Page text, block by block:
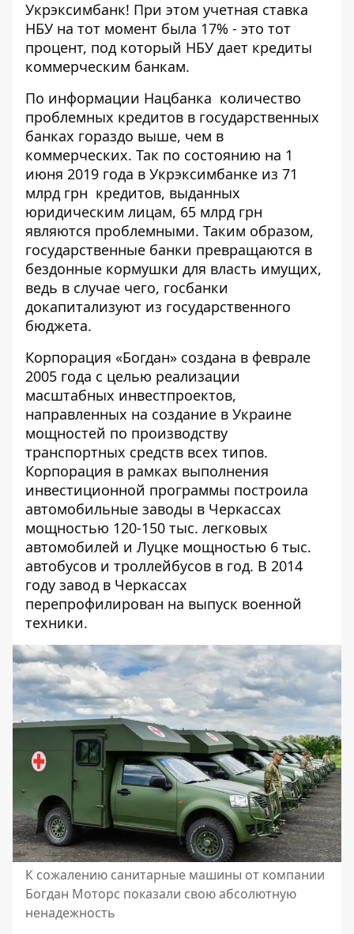
Укрэксимбанк! При этом учетная ставка
НБУ на тот момент была 17% - это тот
процент, под который НБУ дает кредиты
коммерческим банкам.
По информации Нацбанка количество
проблемных кредитов в государственных
банках гораздо выше, чем в
коммерческих. Так по состоянию на 1
июня 2019 года в Укрэксимбанке из 71
млрд грн кредитов, выданных
юридическим лицам, 65 млрд грн
являются проблемными. Таким образом,
государственные банки превращаются в
бездонные кормушки для власть имущих,
ведь в случае чего, госбанки
докапитализуют из государственного
бюджета.
Корпорация «Богдан» создана в феврале
2005 года с целью реализации
масштабных инвестпроектов,
направленных на создание в Украине
мощностей по производству
транспортных средств всех типов.
Корпорация в рамках выполнения
инвестиционной программы построила
автомобильные заводы в Черкассах
мощностью 120-150 тыс. легковых
автомобилей и Луцке мощностью 6 тыс.
автобусов и троллейбусов в год. В 2014
году завод в Черкассах
перепрофилирован на выпуск военной
техники.
К сожалению санитарные машины от компании
Богдан Моторс показали свою абсолютную
ненадежность